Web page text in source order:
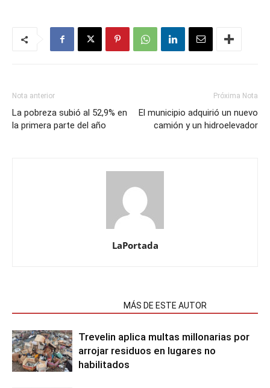
Nota anterior
La pobreza subió al 52,9% en
la primera parte del año
Próxima Nota
El municipio adquirió un nuevo
camión y un hidroelevador
LaPortada
MÁS DE ESTE AUTOR
Trevelin aplica multas millonarias por
arrojar residuos en lugares no
habilitados